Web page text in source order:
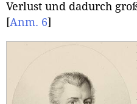
Verlust und dadurch
[Anm. 6]